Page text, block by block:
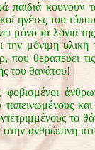
παιδιά κουνούν
ηγέτες του
μόνο τα λόγια
την μόνιμη υλική
θεραπεύει
του θανάτου!
και
το
ανθρώπινη